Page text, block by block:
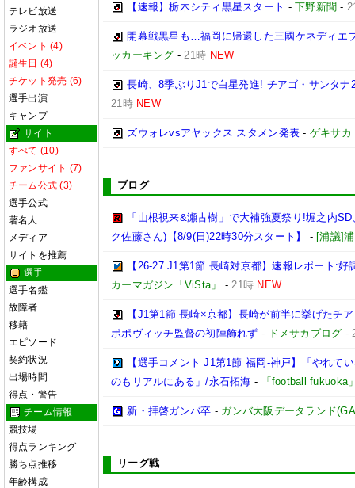
テレビ放送
ラジオ放送
イベント (4)
誕生日 (4)
チケット発売 (6)
選手出演
キャンプ
サイト
すべて (10)
ファンサイト (7)
チーム公式 (3)
選手公式
著名人
メディア
サイトを推薦
選手
選手名鑑
故障者
移籍
エピソード
契約状況
出場時間
得点・警告
チーム情報
競技場
得点ランキング
勝ち点推移
年齢構成
【速報】栃木シティ黒星スタート -下野新聞 -
開幕戦黒星も…福岡に帰還した三國ケネディエ
ッカーキング -21時 NEW
長崎、8季ぶりJ1で白星発進! チアゴ・サンタ
21時 NEW
ズウォレvsアヤックス スタメン発表 - ゲキサカ
ブログ
「山根視来&瀬古樹」で大補強夏祭り!堀之内
ク佐藤さん)【8/9(日)22時30分スタート】
- [浦議]
【26-27.J1第1節 長崎対京都】速報レポート:
カーマガジン「ViSta」
-21時 NEW
【J1第1節 長崎×京都】長崎が前半に挙げたチ
ポポヴィッチ監督の初陣飾れず - ドメサカブログ -
【選手コメント J1第1節 福岡-神戸】「やれて
のもリアルにある」/永石拓海 - 「football fukuoka
新・拝啓ガンバ卒 - ガンバ大阪データランド
リーグ戦